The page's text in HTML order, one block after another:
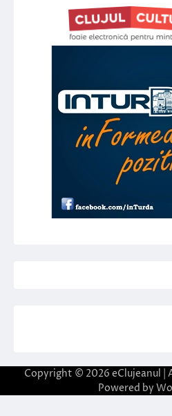
Copyright © 2026 eClujeanul |
Powered by